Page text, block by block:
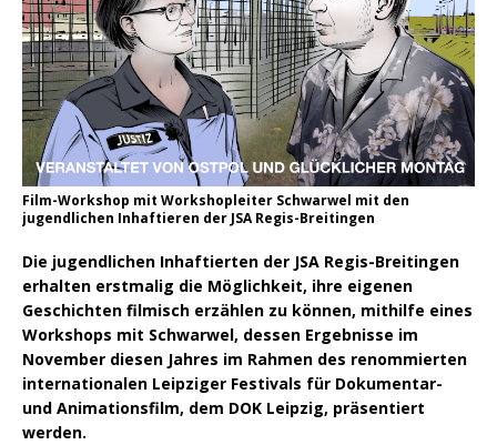
Film-Workshop mit Workshopleiter Schwarwel mit den
jugendlichen Inhaftieren der JSA Regis-Breitingen
Die jugendlichen Inhaftierten der JSA Regis-Breitingen
erhalten erstmalig die Möglichkeit, ihre eigenen
Geschichten filmisch erzählen zu können, mithilfe eines
Workshops mit Schwarwel, dessen Ergebnisse im
November diesen Jahres im Rahmen des renommierten
internationalen Leipziger Festivals für Dokumentar-
und Animationsfilm, dem DOK Leipzig, präsentiert
werden.